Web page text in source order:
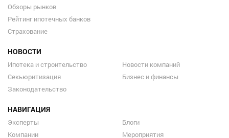
Обзоры рынков
Рейтинг ипотечных банков
Страхование
НОВОСТИ
Ипотека и строительство
Секьюритизация
Законодательство
Новости компаний
Бизнес и финансы
НАВИГАЦИЯ
Эксперты
Компании
Блоги
Мероприятия